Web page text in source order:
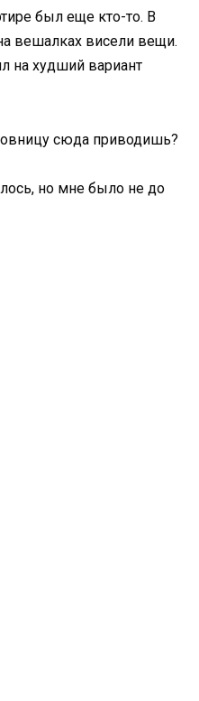
был еще кто-то. В
вешалках висели вещи.
на худший вариант
сюда приводишь?
но мне было не до